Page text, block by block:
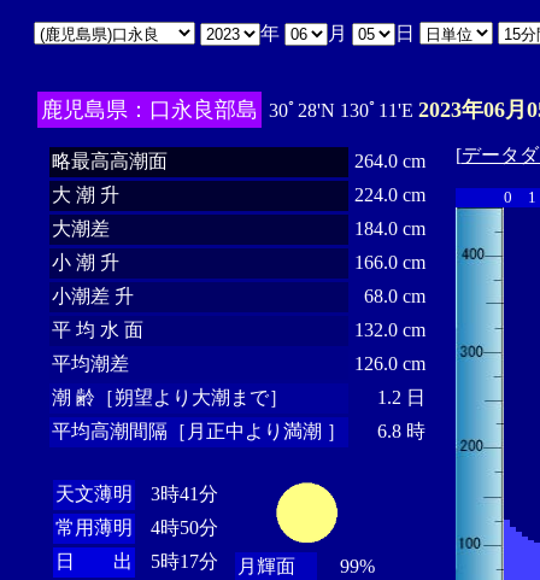
年 月 日
鹿児島県：口永良部島 30ﾟ28'N 130ﾟ11'E 2023年06月
略最高高潮面
264.0 cm
大 潮 升
224.0 cm
大潮差
184.0 cm
小 潮 升
166.0 cm
小潮差 升
68.0 cm
平 均 水 面
132.0 cm
平均潮差
126.0 cm
潮 齢［朔望より大潮まで］
1.2 日
平均高潮間隔［月正中より満潮 ］
6.8 時
天文薄明
3時41分
常用薄明
4時50分
日 出
5時17分
月輝面
99%
[データ
0 1